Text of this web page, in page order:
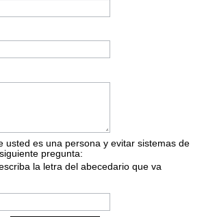
usted es una persona y evitar sistemas de
pregunta:
la letra del abecedario que va